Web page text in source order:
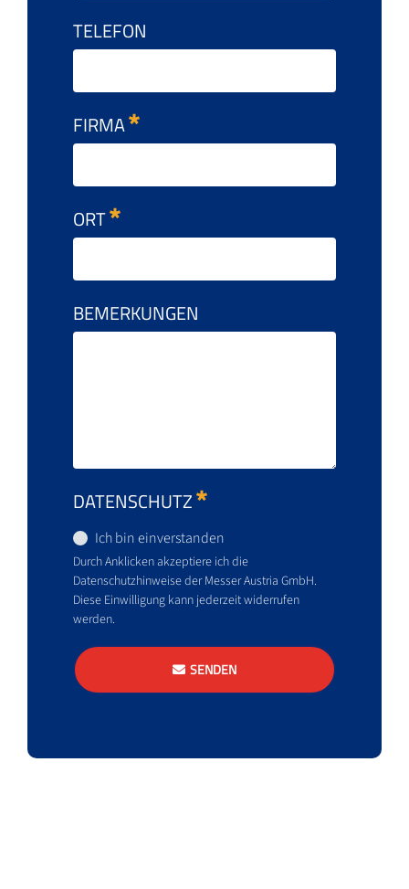
TELEFON
FIRMA
ORT
BEMERKUNGEN
DATENSCHUTZ
Ich bin einverstanden
Durch Anklicken akzeptiere ich die
Datenschutzhinweise der Messer Austria GmbH.
Diese Einwilligung kann jederzeit widerrufen
werden.
SENDEN